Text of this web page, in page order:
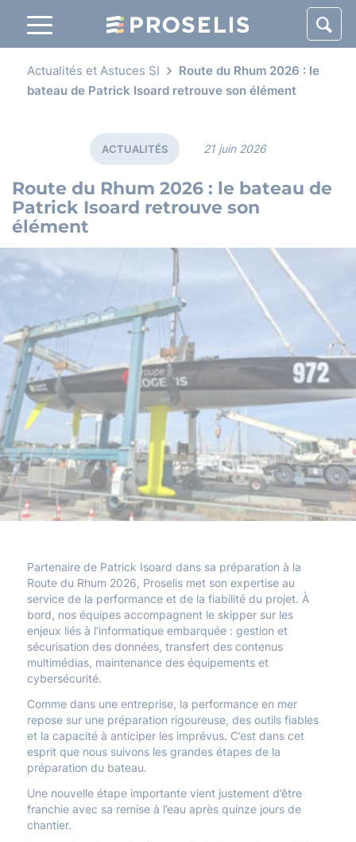
Actualités et Astuces SI
Route du Rhum 2026 : le
bateau de Patrick Isoard retrouve son élément
ACTUALITÉS 21 juin 2026
Route du Rhum 2026 : le bateau de
Patrick Isoard retrouve son
élément
Partenaire de Patrick Isoard dans sa préparation à la
Route du Rhum 2026, Proselis met son expertise au
service de la performance et de la fiabilité du projet. À
bord, nos équipes accompagnent le skipper sur les
enjeux liés à l’informatique embarquée : gestion et
sécurisation des données, transfert des contenus
multimédias, maintenance des équipements et
cybersécurité.
Comme dans une entreprise, la performance en mer
repose sur une préparation rigoureuse, des outils fiables
et la capacité à anticiper les imprévus. C’est dans cet
esprit que nous suivons les grandes étapes de la
préparation du bateau.
Une nouvelle étape importante vient justement d’être
franchie avec sa remise à l’eau après quinze jours de
chantier.